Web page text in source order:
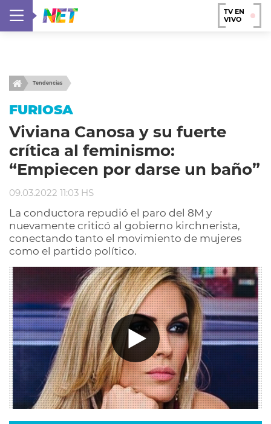
TV EN
VIVO
Tendencias
FURIOSA
Viviana Canosa y su fuerte
crítica al feminismo:
“Empiecen por darse un baño”
09.03.2022 11:03 HS
La conductora repudió el paro del 8M y
nuevamente criticó al gobierno kirchnerista,
conectando tanto el movimiento de mujeres
como el partido político.